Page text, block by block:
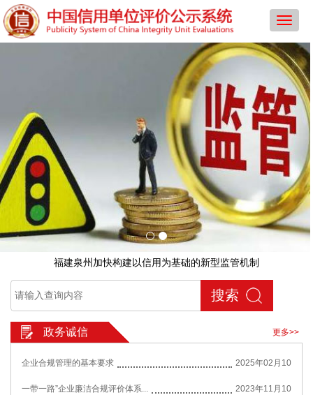
导
菜
单
福建泉州加快构建以信用为基础的新型监管机制
搜索
政务诚信 更多>>
企业合规管理的基本要求 2025年02月10
一带一路”企业廉洁合规评价体系... 2023年11月10